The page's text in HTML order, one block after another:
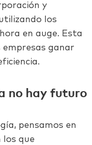
y
los
en auge. Esta
ganar
no hay futuro
pensamos en
los que